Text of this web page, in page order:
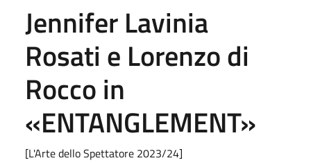
Jennifer Lavinia
Rosati e Lorenzo di
Rocco in
«ENTANGLEMENT»
[L'Arte dello Spettatore 2023/24]